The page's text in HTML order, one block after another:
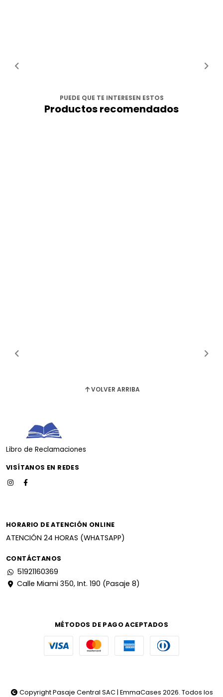
PUEDE QUE TE INTERESEN ESTOS
Productos recomendados
VOLVER ARRIBA
Libro de Reclamaciones
VISÍTANOS EN REDES
HORARIO DE ATENCIÓN ONLINE
ATENCIÓN 24 HORAS (WHATSAPP)
CONTÁCTANOS
51921160369
Calle Miami 350, Int. 190 (Pasaje 8)
MÉTODOS DE PAGO ACEPTADOS
Copyright Pasaje Central SAC | EmmaCases 2026. Todos los